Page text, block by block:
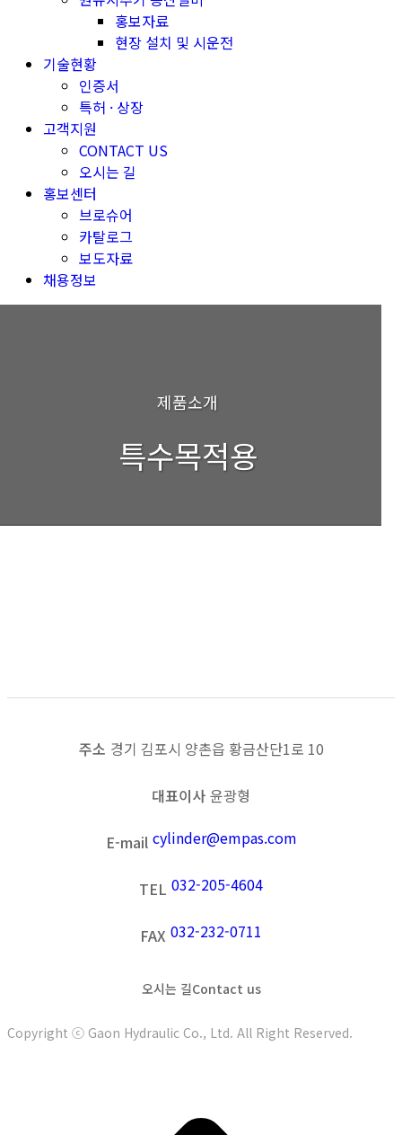
홍보자료
현장 설치 및 시운전
기술현황
인증서
특허 · 상장
고객지원
CONTACT US
오시는 길
홍보센터
브로슈어
카탈로그
보도자료
채용정보
제품소개
특수목적용
주소 경기 김포시 양촌읍 황금산단1로 10
대표이사 윤광형
E-mail cylinder@empas.com
TEL 032-205-4604
FAX 032-232-0711
오시는 길Contact us
Copyright ⓒ Gaon Hydraulic Co., Ltd. All Right Reserved.